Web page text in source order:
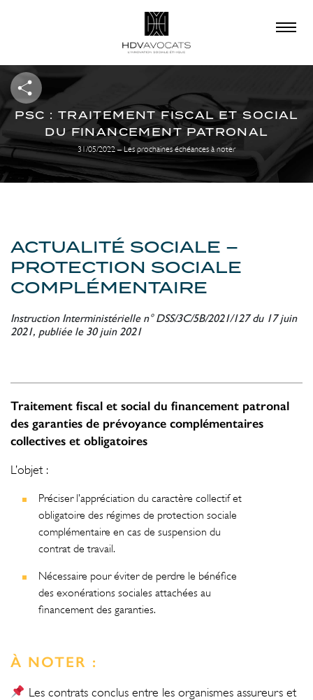
×
QUE RECHERCHEZ-
VOUS ?
PSC : TRAITEMENT FISCAL ET SOCIAL
DU FINANCEMENT PATRONAL
31/05/2022 – Les prochaines échéances à noter
ACTUALITÉ SOCIALE –
PROTECTION SOCIALE
COMPLÉMENTAIRE
Instruction Interministérielle n° DSS/3C/5B/2021/127 du 17 juin
2021, publiée le 30 juin 2021
Traitement fiscal et social du financement patronal
des garanties de prévoyance complémentaires
collectives et obligatoires
L’objet :
Préciser l’appréciation du caractère collectif et
obligatoire des régimes de protection sociale
complémentaire en cas de suspension du
contrat de travail.
Nécessaire pour éviter de perdre le bénéfice
des exonérations sociales attachées au
financement des garanties.
À NOTER :
Les contrats conclus entre les organismes assureurs et